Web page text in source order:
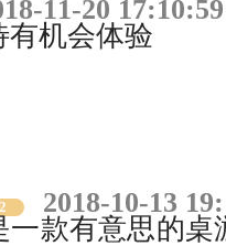
11-20 17:10:59
有机会体验
2018-10-13
一款有意思的